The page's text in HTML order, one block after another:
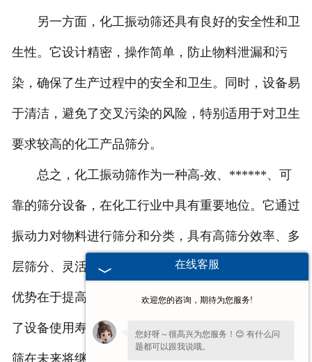
另一方面，化工振动筛还具有良好的安全性和卫
生性。它设计精密，操作简单，防止物料泄漏和污
染，确保了生产过程中的安全和卫生。同时，设备易
于清洁，避免了交叉污染的风险，特别适用于对卫生
要求较高的化工产品筛分。
总之，化工振动筛作为一种高-效、******、可
靠的筛分设备，在化工行业中具有重要地位。它通过
振动力对物料进行筛分和分类，具有高筛分效率、多
层筛分、灵活调节和紧凑结构等特点。化工振动筛的
优势在于提高了生产效率、******了产品质量、延长
了设备使用寿命并符合环-保要求。因此，化工振动
筛在未来将继续得到广泛应用和不断发展。
在线客服
欢迎您的咨询，期待为您服务!
您好呀～很高兴为您服务！😊 有什么问
题都可以跟我说哦。